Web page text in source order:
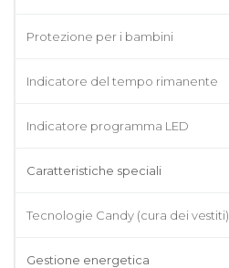
Protezione per i bambini
Indicatore del tempo rimanente
Indicatore programma LED
Caratteristiche speciali
Tecnologie Candy (cura dei vestiti)
Gestione energetica